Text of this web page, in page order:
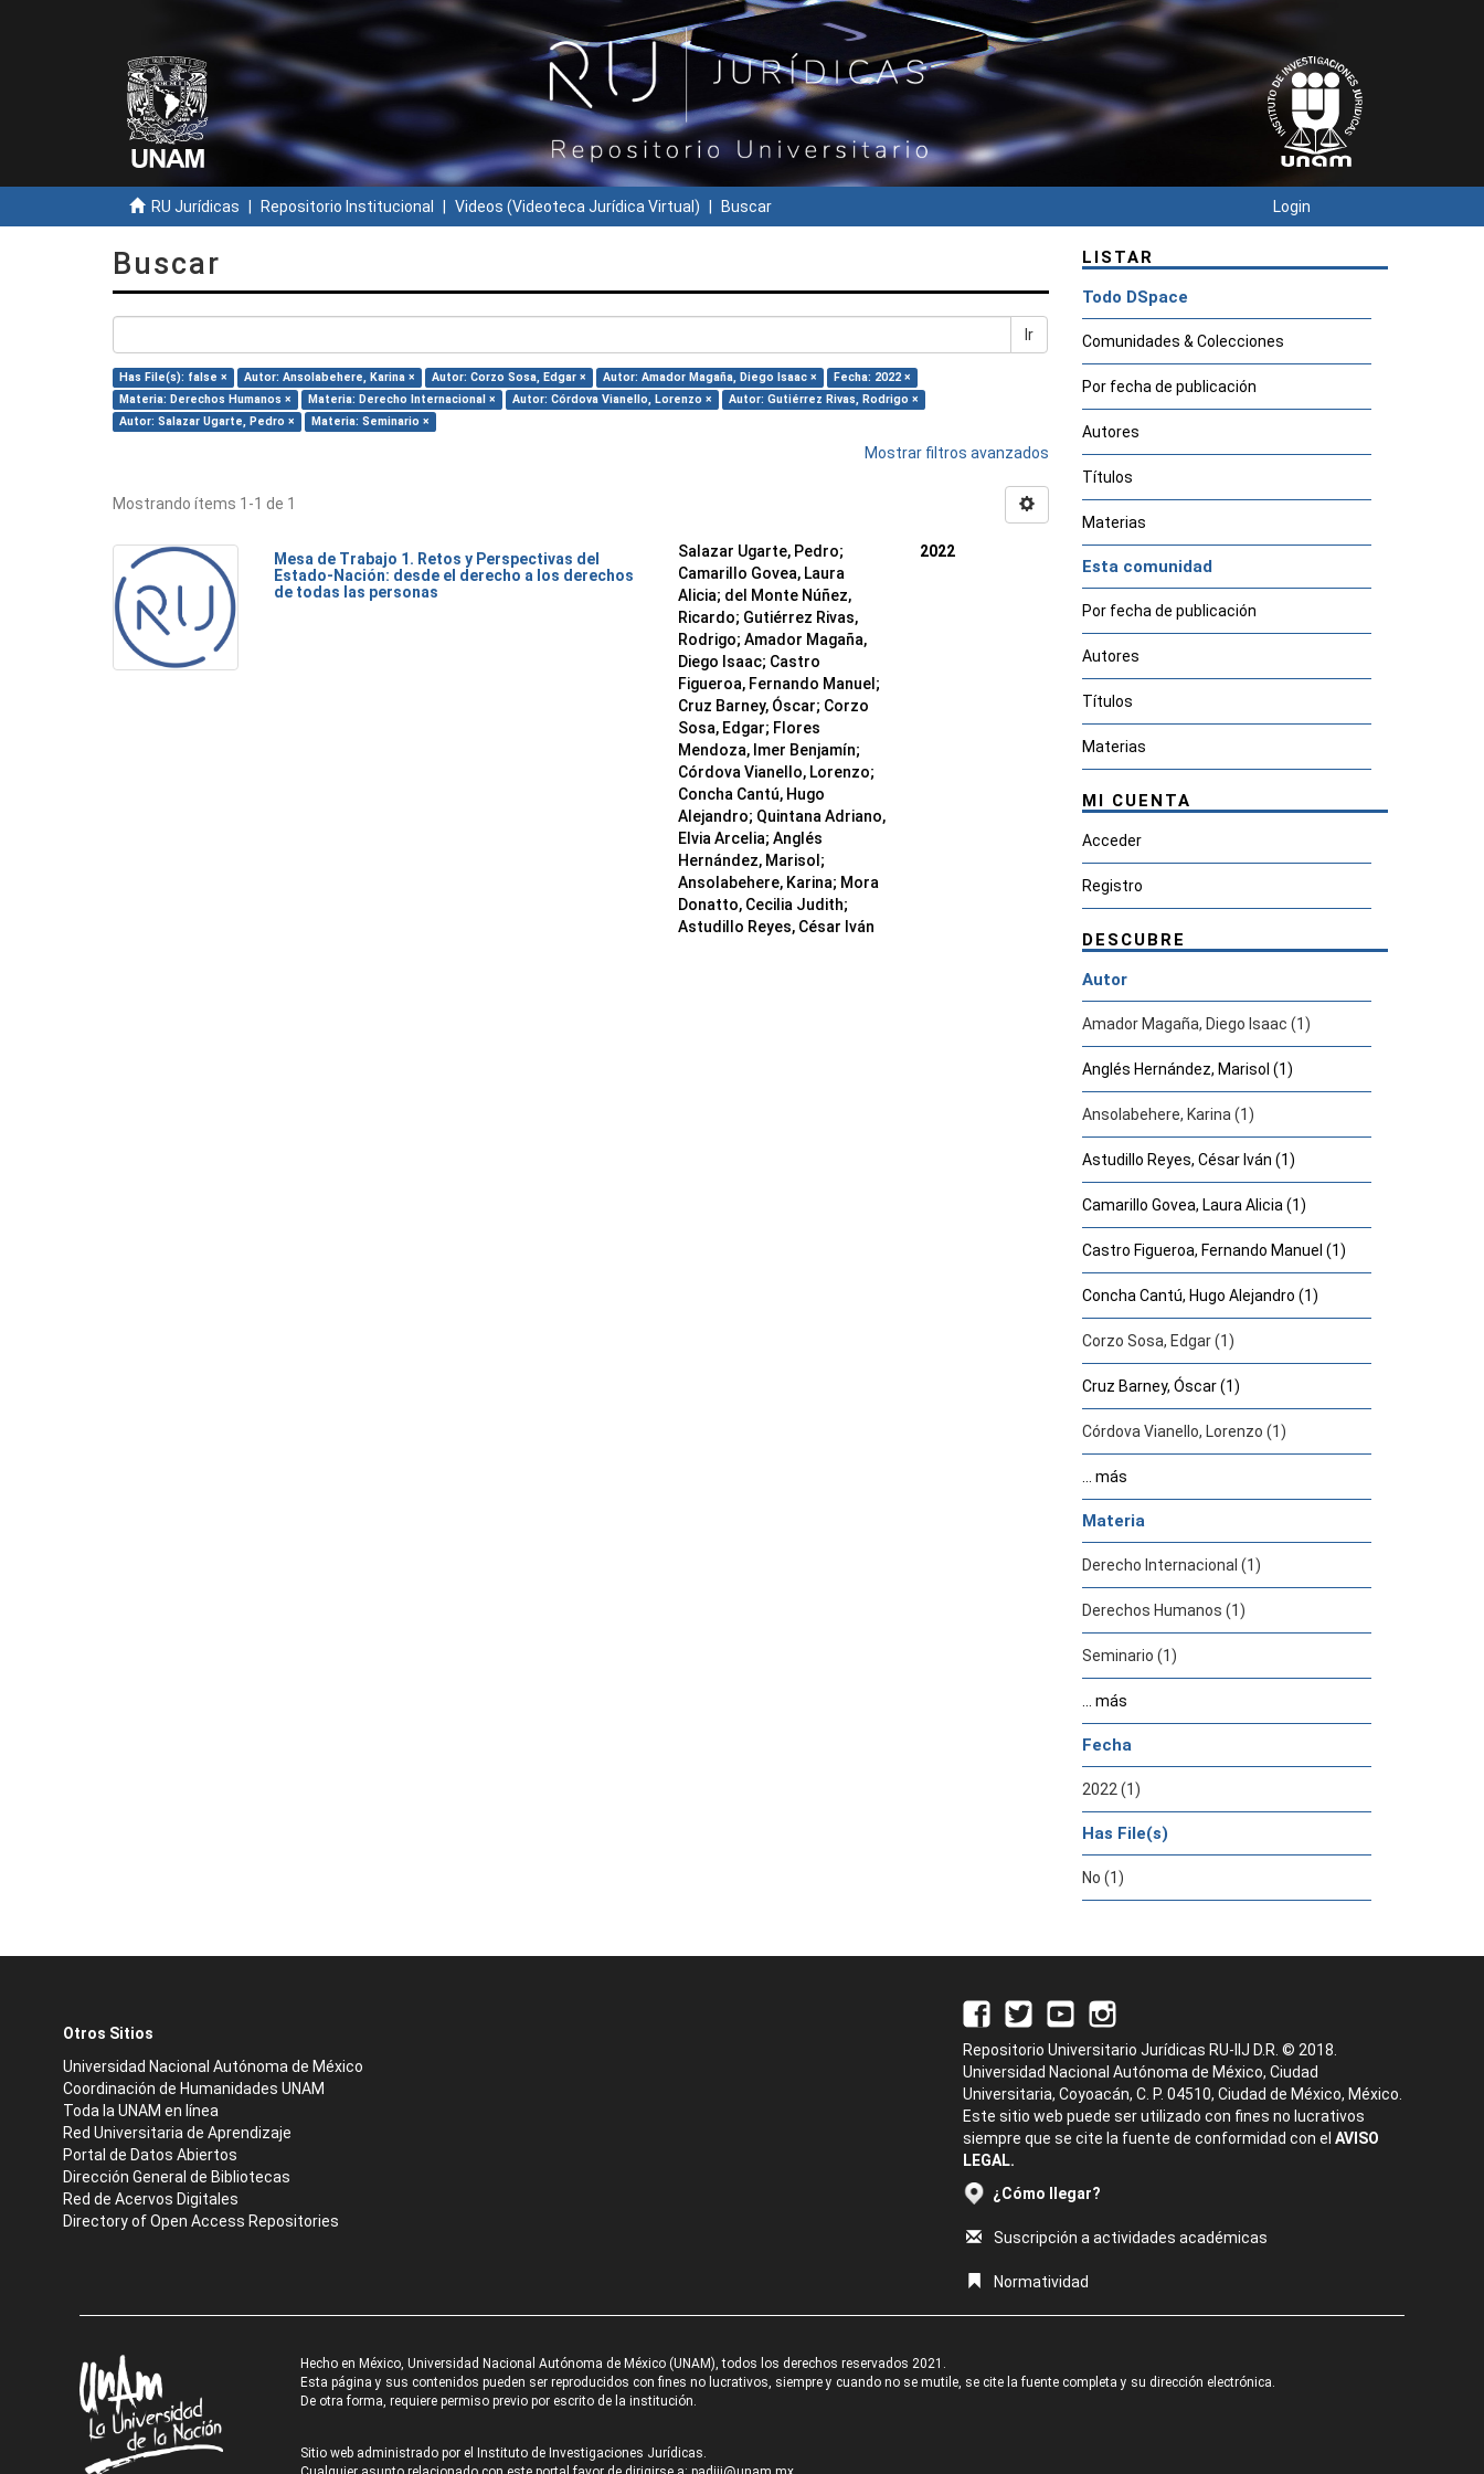
RU Jurídicas Repositorio Institucional Videos (Videoteca Jurídica Virtual) Buscar Login
Buscar
Ir
Has File(s): false × Autor: Ansolabehere, Karina × Autor: Corzo Sosa, Edgar × Autor: Amador Magaña, Diego Isaac ×
Fecha: 2022 ×
Materia: Derechos Humanos ×
Materia: Derecho Internacional × Autor: Córdova Vianello, Lorenzo ×
Autor: Gutiérrez Rivas, Rodrigo ×
Autor: Salazar Ugarte, Pedro ×
Materia: Seminario ×
Mostrar filtros avanzados
Mostrando ítems 1-1 de 1
Mesa de Trabajo 1. Retos y Perspectivas del
Estado-Nación: desde el derecho a los derechos
de todas las personas
Salazar Ugarte, Pedro;
Camarillo Govea, Laura
Alicia; del Monte Núñez,
Ricardo; Gutiérrez Rivas,
Rodrigo; Amador Magaña,
Diego Isaac; Castro
Figueroa, Fernando Manuel ;
Cruz Barney, Óscar; Corzo
Sosa, Edgar; Flores
Mendoza, Imer Benjamín;
Córdova Vianello, Lorenzo;
Concha Cantú, Hugo
Alejandro; Quintana Adriano,
Elvia Arcelia; Anglés
Hernández, Marisol ;
Ansolabehere, Karina; Mora
Donatto, Cecilia Judith;
Astudillo Reyes, César Iván
2022
LISTAR
Todo DSpace
Comunidades & Colecciones
Por fecha de publicación
Autores
Títulos
Materias
Esta comunidad
Por fecha de publicación
Autores
Títulos
Materias
MI CUENTA
Acceder
Registro
DESCUBRE
Autor
Amador Magaña, Diego Isaac (1)
Anglés Hernández, Marisol (1)
Ansolabehere, Karina (1)
Astudillo Reyes, César Iván (1)
Camarillo Govea, Laura Alicia (1)
Castro Figueroa, Fernando Manuel (1)
Concha Cantú, Hugo Alejandro (1)
Corzo Sosa, Edgar (1)
Cruz Barney, Óscar (1)
Córdova Vianello, Lorenzo (1)
... más
Materia
Derecho Internacional (1)
Derechos Humanos (1)
Seminario (1)
... más
Fecha
2022 (1)
Has File(s)
No (1)
Otros Sitios
Universidad Nacional Autónoma de México
Coordinación de Humanidades UNAM
Toda la UNAM en línea
Red Universitaria de Aprendizaje
Portal de Datos Abiertos
Dirección General de Bibliotecas
Red de Acervos Digitales
Directory of Open Access Repositories
Repositorio Universitario Jurídicas RU-IIJ D.R. © 2018.
Universidad Nacional Autónoma de México, Ciudad
Universitaria, Coyoacán, C. P. 04510, Ciudad de México, México.
Este sitio web puede ser utilizado con fines no lucrativos
siempre que se cite la fuente de conformidad con el AVISO
LEGAL.
¿Cómo llegar?
Suscripción a actividades académicas
Normatividad
Hecho en México, Universidad Nacional Autónoma de México (UNAM), todos los derechos reservados 2021.
Esta página y sus contenidos pueden ser reproducidos con fines no lucrativos, siempre y cuando no se mutile, se cite la fuente completa y su dirección electrónica.
De otra forma, requiere permiso previo por escrito de la institución.
Sitio web administrado por el Instituto de Investigaciones Jurídicas.